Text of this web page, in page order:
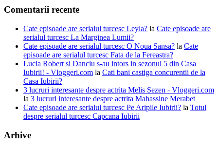
Comentarii recente
Cate episoade are serialul turcesc Leyla? la Cate episoade are
serialul turcesc La Marginea Lumii?
Cate episoade are serialul turcesc O Noua Sansa? la Cate
episoade are serialul turcesc Fata de la Fereastra?
Lucia Robert si Danciu s-au intors in sezonul 5 din Casa
Iubirii! - Vloggeri.com la Cati bani castiga concurentii de la
Casa Iubirii?
3 lucruri interesante despre actrita Melis Sezen - Vloggeri.com
la 3 lucruri interesante despre actrita Mahassine Merabet
Cate episoade are serialul turcesc Pe Aripile Iubirii? la Totul
despre serialul turcesc Capcana Iubirii
Arhive